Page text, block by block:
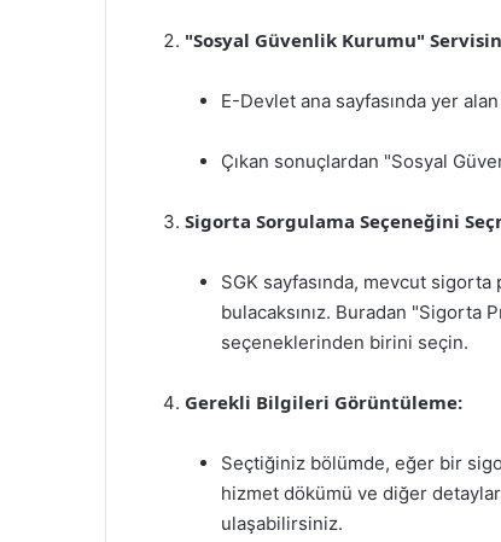
"Sosyal Güvenlik Kurumu"
E-Devlet ana sayfasında yer
Çıkan sonuçlardan "Sosyal
Sigorta Sorgulama Seçeneğini
SGK sayfasında, mevcut
bulacaksınız. Buradan "Sigorta
seçeneklerinden birini seçin.
Gerekli Bilgileri Görüntüleme:
Seçtiğiniz bölümde, eğer bir
hizmet dökümü ve diğer
ulaşabilirsiniz.